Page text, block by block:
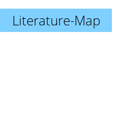
Literature-Map